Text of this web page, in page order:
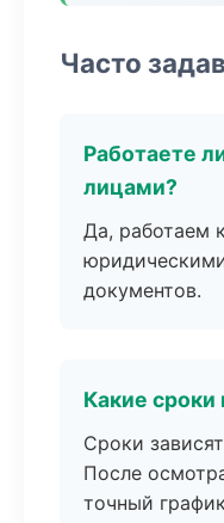
Часто
Работаете
лицами?
Да, работаем
документов.
Какие сроки
Сроки
После
точный